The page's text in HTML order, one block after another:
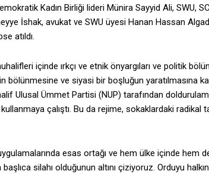
Kadın Birliği lideri Münira Sayyid Ali, SWU,
İshak, avukat ve SWU üyesi Hanan Hassan
atıldı.
içinde ırkçı ve etnik önyargıları ve politik
bölünmesine ve siyasi bir boşluğun yaratılmasına
Ulusal Ümmet Partisi (NUP) tarafından
çalıştı. Bu da rejime, sokaklardaki radikal
esas ortağı ve hem ülke içinde hem
silahı olduğunun altını çiziyoruz. Orduyu